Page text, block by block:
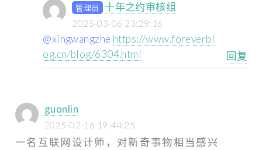
管理员 十年之约审核组
2025-03-06 23:29:16
@xingwangzhe https://www.foreverbl
og.cn/blog/6304.html
回复
guonlin
2025-02-16 19:44:25
一名互联网设计师，对新奇事物相当感兴